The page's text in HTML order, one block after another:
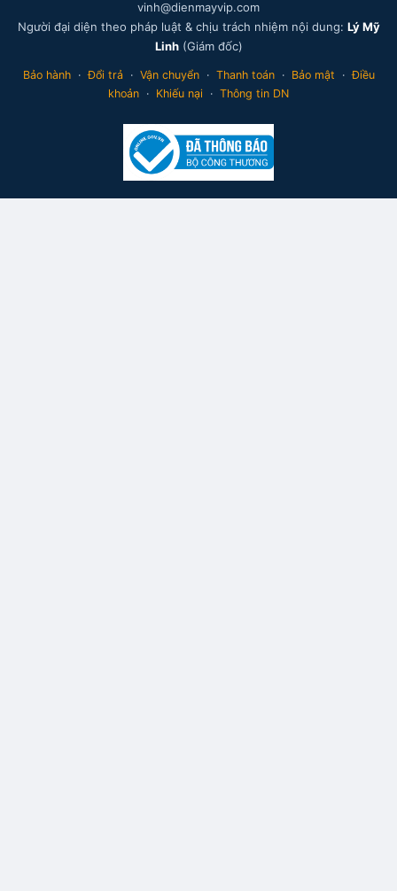
vinh@dienmayvip.com
Người đại diện theo pháp luật & chịu trách nhiệm nội dung: Lý Mỹ
Linh(Giám đốc)
Bảo hành·Đổi trả · Vận chuyển· Thanh toán· Bảo mật ·Điều
khoản · Khiếu nại · Thông tin DN